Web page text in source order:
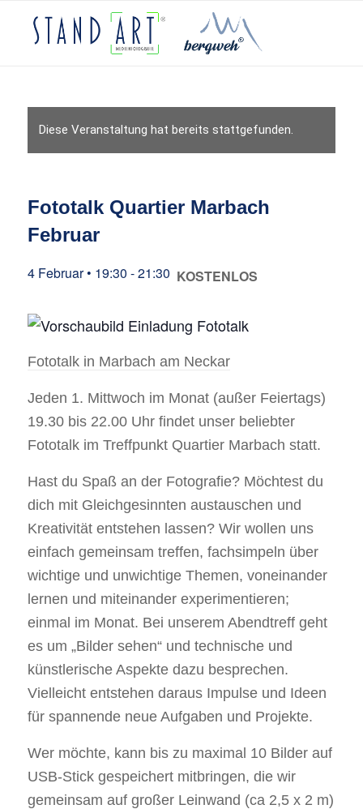
Diese Veranstaltung hat bereits stattgefunden.
Fototalk Quartier Marbach
Februar
4 Februar • 19:30 -21:30 KOSTENLOS
Fototalk in Marbach am Neckar
Jeden 1. Mittwoch im Monat (außer Feiertags)
19.30 bis 22.00 Uhr findet unser beliebter
Fototalk im Treffpunkt Quartier Marbach statt.
Hast du Spaß an der Fotografie? Möchtest du
dich mit Gleichgesinnten austauschen und
Kreativität entstehen lassen? Wir wollen uns
einfach gemeinsam treffen, fachsimpeln über
wichtige und unwichtige Themen, voneinander
lernen und miteinander experimentieren;
einmal im Monat. Bei unserem Abendtreff geht
es um „Bilder sehen“ und technische und
künstlerische Aspekte dazu besprechen.
Vielleicht entstehen daraus Impulse und Ideen
für spannende neue Aufgaben und Projekte.
Wer möchte, kann bis zu maximal 10 Bilder auf
USB-Stick gespeichert mitbringen, die wir
gemeinsam auf großer Leinwand (ca 2,5 x 2 m)